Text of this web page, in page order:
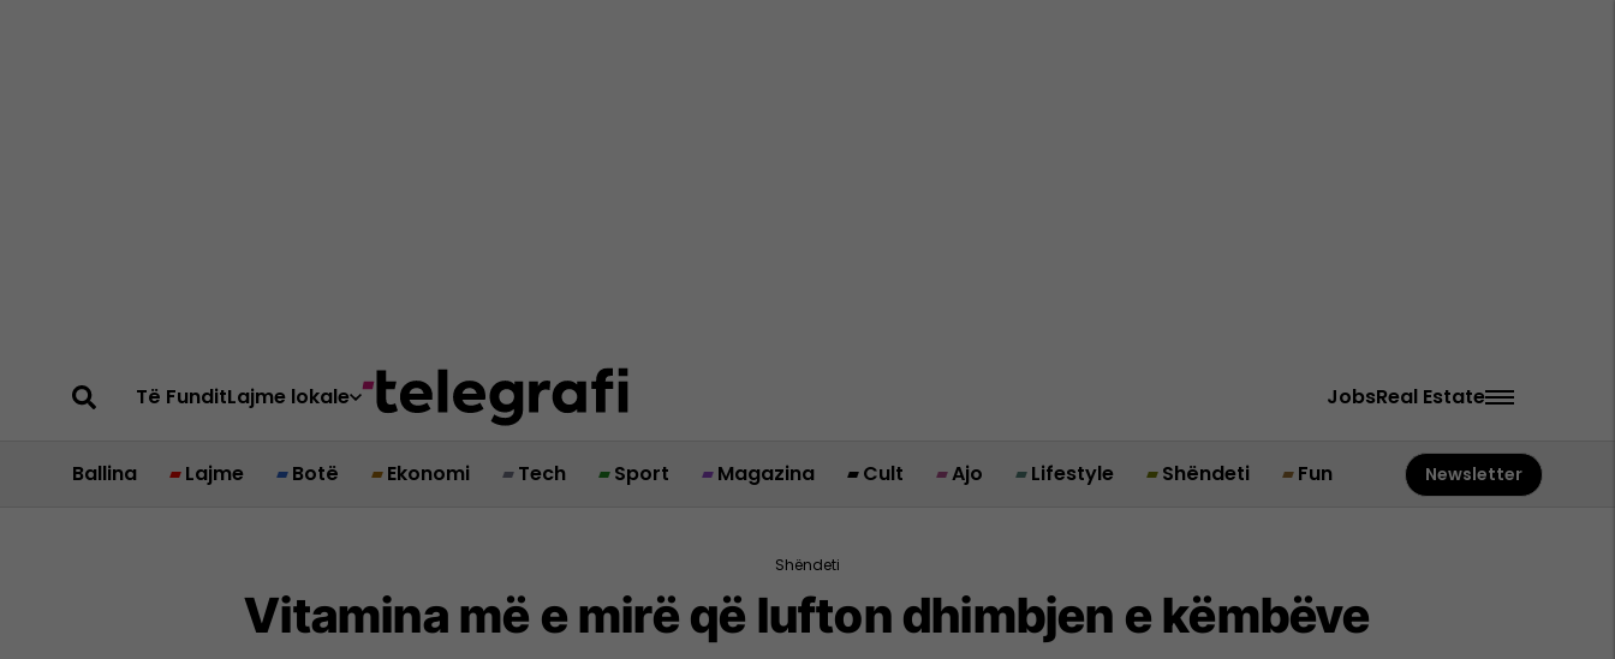
Të FunditLajme lokale JobsReal Estate
Ballina Lajme Botë Ekonomi Tech Sport Magazina Cult Ajo Lifestyle Shëndeti Fun Newsletter
Shëndeti
Vitamina më e mirë që lufton dhimbjen e këmbëve